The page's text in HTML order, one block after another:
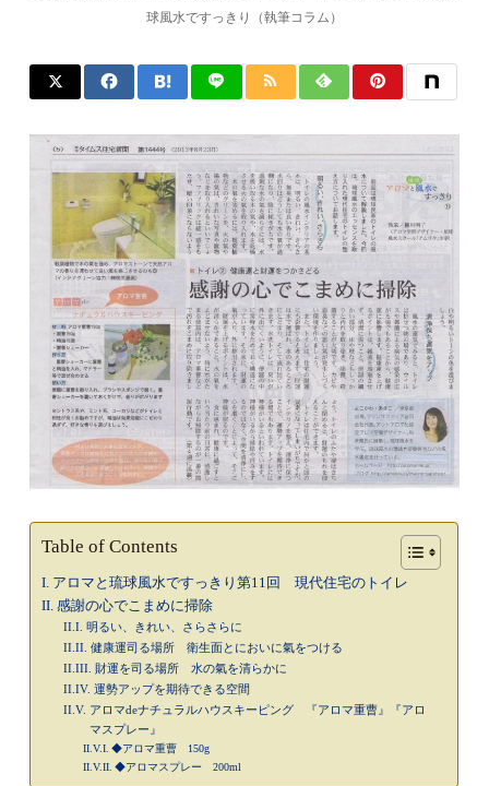
球風水ですっきり（執筆コラム）
Table of Contents
アロマと琉球風水ですっきり第11回 現代住宅のトイレ
感謝の心でこまめに掃除
明るい、きれい、さらさらに
健康運司る場所 衛生面とにおいに氣をつける
財運を司る場所 水の氣を清らかに
運勢アップを期待できる空間
アロマdeナチュラルハウスキーピング 『アロマ重曹』『アロ
マスプレー』
◆アロマ重曹 150g
◆アロマスプレー 200ml